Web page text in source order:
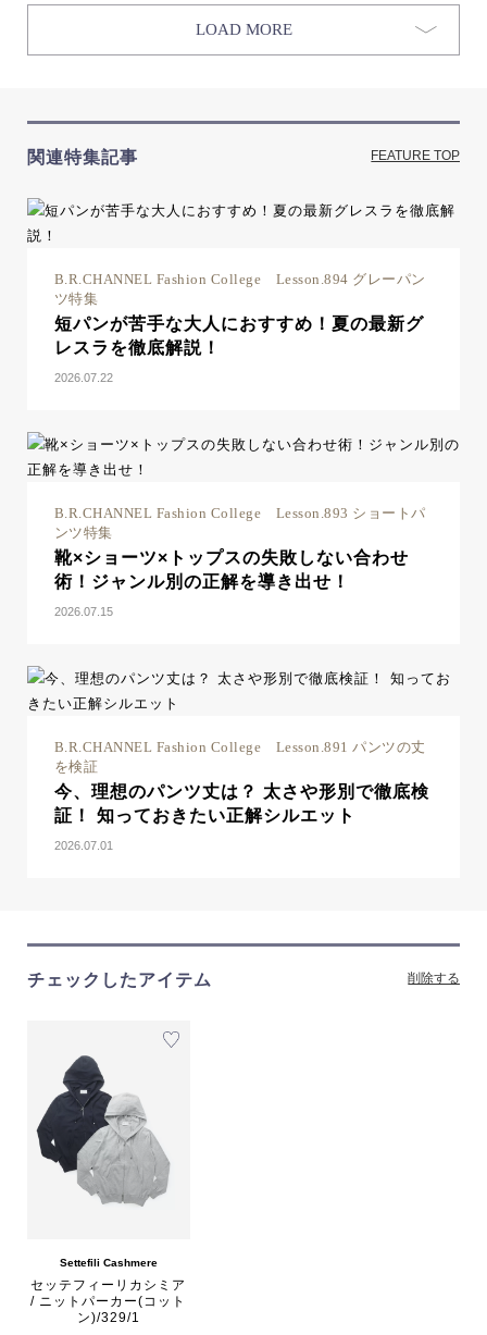
LOAD MORE
関連特集記事 FEATURE TOP
B.R.CHANNEL Fashion College Lesson.894 グレーパン
ツ特集
短パンが苦手な大人におすすめ！夏の最新グ
レスラを徹底解説！
2026.07.22
B.R.CHANNEL Fashion College Lesson.893 ショートパ
ンツ特集
靴×ショーツ×トップスの失敗しない合わせ
術！ジャンル別の正解を導き出せ！
2026.07.15
B.R.CHANNEL Fashion College Lesson.891 パンツの丈
を検証
今、理想のパンツ丈は？ 太さや形別で徹底検
証！ 知っておきたい正解シルエット
2026.07.01
チェックしたアイテム 削除する
Settefili Cashmere
セッテフィーリカシミア
/ ニットパーカー(コット
ン)/329/1